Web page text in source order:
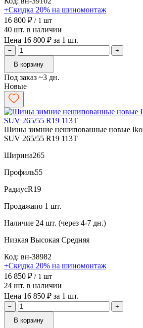
+Скидка 20% на шиномонтаж
16 800 ₽ / 1 шт
40 шт. в наличии
Цена 16 800 ₽ за 1 шт.
−
+
В корзину
Под заказ ~3 дн.
Новые
Шины зимние нешипованные новые
SUV 265/55 R19 113T
Ширина265
Профиль55
РадиусR19
Продажапо 1 шт.
Наличие 24 шт. (через 4-7 дн.)
Низкая Высокая Средняя
Код: вн-38982
+Скидка 20% на шиномонтаж
16 850 ₽ / 1 шт
24 шт. в наличии
Цена 16 850 ₽ за 1 шт.
−
+
В корзину